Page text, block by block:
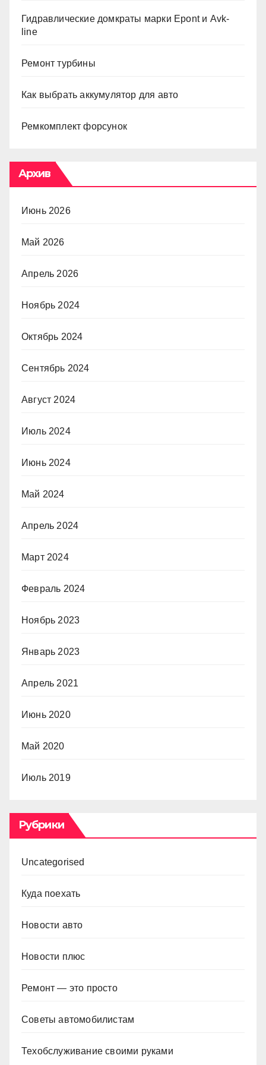
Гидравлические домкраты марки Epont и Avk-
line
Ремонт турбины
Как выбрать аккумулятор для авто
Ремкомплект форсунок
Архив
Июнь 2026
Май 2026
Апрель 2026
Ноябрь 2024
Октябрь 2024
Сентябрь 2024
Август 2024
Июль 2024
Июнь 2024
Май 2024
Апрель 2024
Март 2024
Февраль 2024
Ноябрь 2023
Январь 2023
Апрель 2021
Июнь 2020
Май 2020
Июль 2019
Рубрики
Uncategorised
Куда поехать
Новости авто
Новости плюс
Ремонт — это просто
Советы автомобилистам
Техобслуживание своими руками